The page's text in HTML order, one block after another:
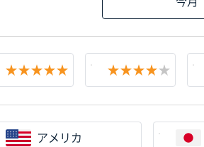
★★★★★
アメリカ